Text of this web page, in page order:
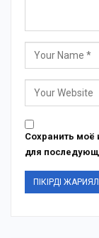
Сохранить моё
для